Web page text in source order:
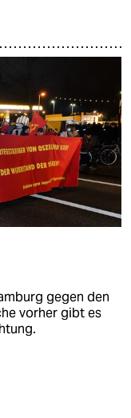
gegen den
vorher gibt es